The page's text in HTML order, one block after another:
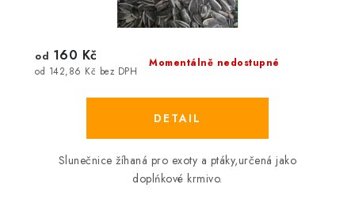
Momentálně nedostupné
od 142,86 Kč bez DPH
od 160 Kč
Slunečnice žíhaná pro exoty a ptáky,určená jako
doplńkové krmivo.